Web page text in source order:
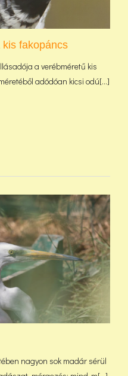
fakopáncs
a verébméretű kis
adódóan kicsi odú[...]
nagyon sok madár sérül